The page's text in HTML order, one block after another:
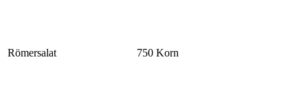
Römersalat 750 Korn